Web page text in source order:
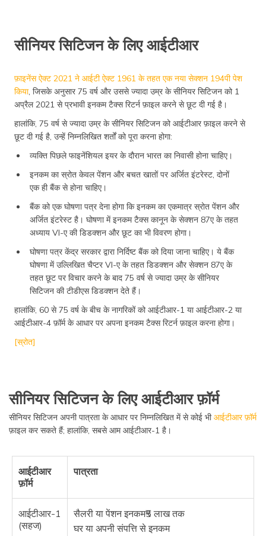
सीनियर सिटिजन के लिए आईटीआर
फ़ाइनेंस ऐक्ट 2021 ने आईटी ऐक्ट 1961 के तहत एक नया सेक्शन 194पी पेश
किया, जिसके अनुसार 75 वर्ष और उससे ज्यादा उम्र के सीनियर सिटिजन को 1
अप्रैल 2021 से प्रभावी इनकम टैक्स रिटर्न फ़ाइल करने से छूट दी गई है।
हालांकि, 75 वर्ष से ज्यादा उम्र के सीनियर सिटिजन को आईटीआर फ़ाइल करने से
छूट दी गई है, उन्हें निम्नलिखित शर्तों को पूरा करना होगा:
व्यक्ति पिछले फाइनेंशियल इयर के दौरान भारत का निवासी होना चाहिए।
इनकम का स्रोत केवल पेंशन और बचत खातों पर अर्जित इंटरेस्ट, दोनों
एक ही बैंक से होना चाहिए।
बैंक को एक घोषणा पत्र देना होगा कि इनकम का एकमात्र स्रोत पेंशन और
अर्जित इंटरेस्ट है। घोषणा में इनकम टैक्स कानून के सेक्शन 87ए के तहत
अध्याय VI-ए की डिडक्शन और छूट का भी विवरण होगा।
घोषणा पत्र केंद्र सरकार द्वारा निर्दिष्ट बैंक को दिया जाना चाहिए। ये बैंक
घोषणा में उल्लिखित चैप्टर VI-ए के तहत डिडक्शन और सेक्शन 87ए के
तहत छूट पर विचार करने के बाद 75 वर्ष से ज्यादा उम्र के सीनियर
सिटिजन की टीडीएस डिडक्शन देते हैं।
हालांकि, 60 से 75 वर्ष के बीच के नागरिकों को आईटीआर-1 या आईटीआर-2 या
आईटीआर-4 फ़ॉर्म के आधार पर अपना इनकम टैक्स रिटर्न फ़ाइल करना होगा।
[स्रोत]
सीनियर सिटिजन के लिए आईटीआर फ़ॉर्म
सीनियर सिटिजन अपनी पात्रता के आधार पर निम्नलिखित में से कोई भीआईटीआर फ़ॉर्म
फ़ाइल कर सकते हैं; हालांकि, सबसे आम आईटीआर-1 है।
आईटीआर
फ़ॉर्म
पात्रता
आईटीआर-1
(सहज)
सैलरी या पेंशन इनकम₹5 लाख तक
घर या अपनी संपत्ति से इनकम